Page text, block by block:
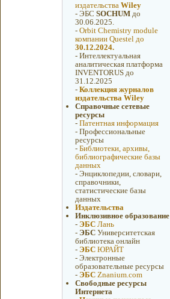
издательства Wiley
- ЭБС SOCHUMдо
30.06.2025.
- Orbit Chemistry module
компании Questel до
30.12.2024.
- Интеллектуальная
аналитическая платформа
INVENTORUS до
31.12.2025
- Коллекция журналов
издательства Wiley
Справочные сетевые
ресурсы
- Патентная информация
- Профессиональные
ресурсы
- Библиотеки, архивы,
библиографические базы
данных
- Энциклопедии, словари,
справочники,
статистические базы
данных
Издательства
Инклюзивное образование
- ЭБС Лань
- ЭБС Университетская
библиотека онлайн
- ЭБС ЮРАЙТ
- Электронные
образовательные ресурсы
- ЭБС Znanium.com
Свободные ресурсы
Интернета